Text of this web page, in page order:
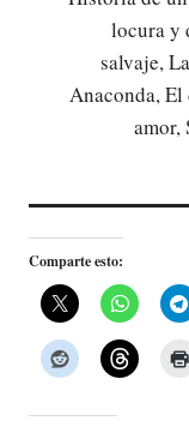
locura y
salvaje,
Anaconda, El
amor,
Comparte esto: